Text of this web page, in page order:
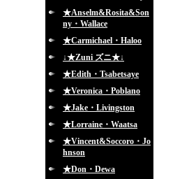
★Anselm&Rosita&Son
ny・Wallace
★Carmichael・Haloo
↓★Zuni ズニ★↓
★Edith・Tsabetsaye
★Veronica・Poblano
★Jake・Livingston
★Lorraine・Waatsa
★Vincent&Soccoro・Jo
hnson
★Don・Dewa